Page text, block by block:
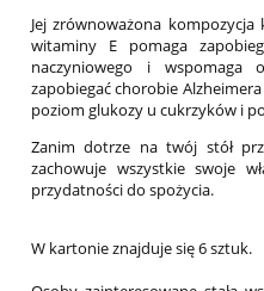
Jej zrównoważona
witaminy E pomaga
naczyniowego i wspomaga
zapobiegać chorobie
poziom glukozy u cukrzyków i
Zanim dotrze na twój stół
zachowuje wszystkie swoje
przydatności do spożycia.
W kartonie znajduje się 6 sztuk.